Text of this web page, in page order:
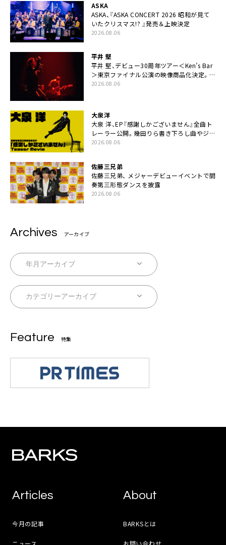
ASKA
ASKA、『ASKA CONCERT 2026 昭和が見て
いたクリスマス!? 』発売＆上映決定
2026.08.06
平井 堅
平井 堅、デビュー30周年ツアー＜Ken’s Bar
＞東京ファイナル公演の映像商品化決定。ブ
ックレットには平井堅のメッセージ掲載も
2026.08.06
大泉洋
大泉 洋、EP『感謝しかございません』全曲ト
レーラー公開。幾田りら書き下ろし曲やジャ
ズピアニスト・小曽根真による提供曲のレコ
2026.08.06
佐藤三兄弟
佐藤三兄弟、 メジャーデビューイベントで間
奏第三形態ダンスを披露
2026.08.06
Archives アーカイブ
Feature 特集
Articles
今月の記事
ニュース
About
BARKSとは
お問い合わせ